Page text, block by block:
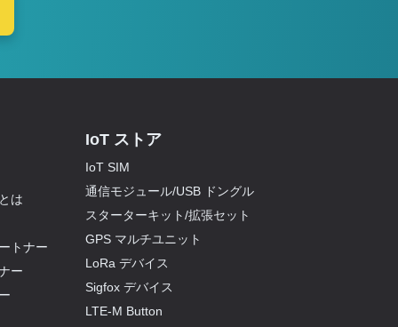
は
トナー
ー
IoT ストア
IoT SIM
通信モジュール/USB ドングル
スターターキット/拡張セット
GPS マルチユニット
LoRa デバイス
Sigfox デバイス
LTE-M Button